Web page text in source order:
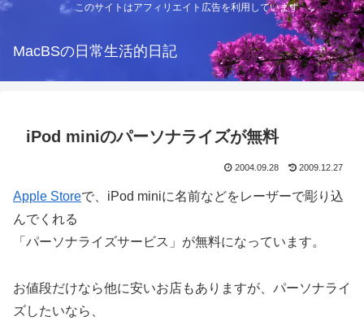
このサイトはアフィリエイト広告を利用しています
MacBSの日常生活的日記
iPod miniのパーソナライズが無料
2004.09.28 2009.12.27
Apple Storeで、iPod miniに名前などをレーザーで彫り込
んでくれる
「パーソナライズサービス」が無料になっています。
お値段だけなら他に安いお店もありますが、パーソナライ
ズしたいなら、